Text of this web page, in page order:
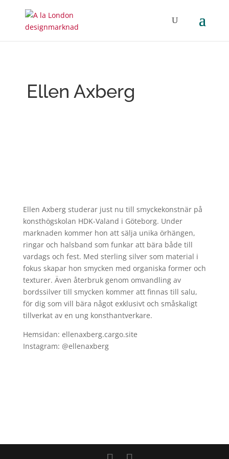
Ellen Axberg
Ellen Axberg studerar just nu till smyckekonstnär på
konsthögskolan HDK-Valand i Göteborg. Under
marknaden kommer hon att sälja unika örhängen,
ringar och halsband som funkar att bära både till
vardags och fest. Med sterling silver som material i
fokus skapar hon smycken med organiska former och
texturer. Även återbruk genom omvandling av
bordssilver till smycken kommer att finnas till salu,
för dig som vill bära något exklusivt och småskaligt
tillverkat av en ung konsthantverkare.
Hemsidan: ellenaxberg.cargo.site
Instagram: @ellenaxberg